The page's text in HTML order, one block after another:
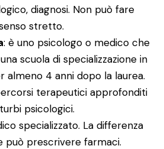
diagnosi. Non può fare
stretto.
: è uno psicologo o medico che
scuola di specializzazione in
almeno 4 anni dopo la laurea.
terapeutici approfonditi
psicologici.
specializzato. La differenza
può prescrivere farmaci.